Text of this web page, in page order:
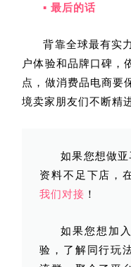
▪ 最后的话
背靠全球最有实
户体验和品牌口碑，
点，做消费品电商要
境卖家朋友们不断精
如果您想做
资料不足下店，
我们对接 ！
如果您想加
验，了解同行玩